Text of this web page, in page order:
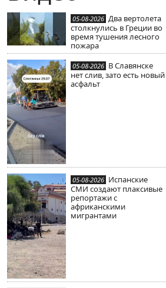
05-08-2026 Два вертолета
столкнулись в Греции во
время тушения лесного
пожара
05-08-2026 В Славянске
нет слив, зато есть новый
асфальт
05-08-2026 Испанские
СМИ создают плаксивые
репортажи с
африканскими
мигрантами